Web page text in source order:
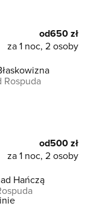
od650 zł
za 1 noc, 2 osoby
Rospuda
od500 zł
za 1 noc, 2 osoby
Hańczą